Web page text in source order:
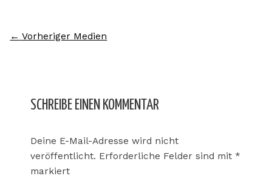
← Vorheriger Medien
SCHREIBE EINEN KOMMENTAR
Deine E-Mail-Adresse wird nicht
veröffentlicht. Erforderliche Felder sind mit *
markiert